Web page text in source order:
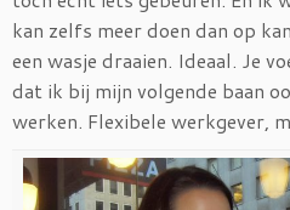
kan zelfs meer doen dan op
een wasje draaien. Ideaal. Je
dat ik bij mijn volgende baan
werken. Flexibele werkgever,